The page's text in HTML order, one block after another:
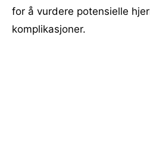
for å vurdere potensielle
komplikasjoner.